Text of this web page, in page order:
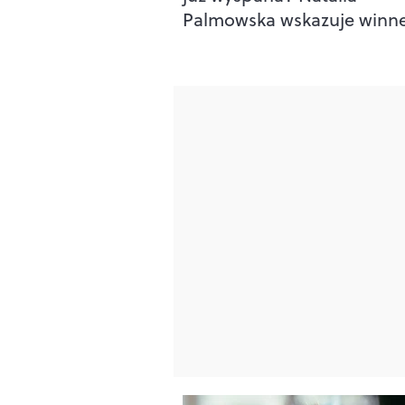
Palmowska wskazuje